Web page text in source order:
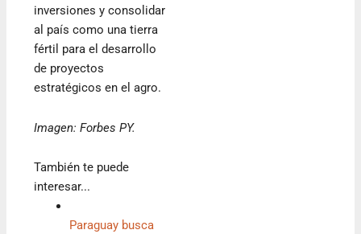
inversiones y consolidar
al país como una tierra
fértil para el desarrollo
de proyectos
estratégicos en el agro.
Imagen: Forbes PY.
También te puede
interesar...
Paraguay busca